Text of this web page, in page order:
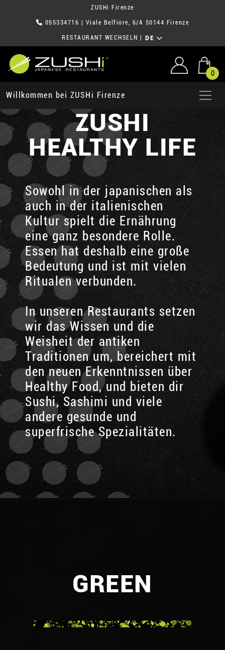
ZUSHi Firenze
055334716 | Viale Belfiore, 6/A 50144 Firenze
RESTAURANT WECHSELN DE
0
Willkommen bei ZUSHi Firenze
ZUSHI
HEALTHY LIFE
Sowohl in der japanischen als
auch in der italienischen
Kultur spielt die Ernährung
eine ganz besondere Rolle.
Essen hat deshalb eine große
Bedeutung und ist mit vielen
Ritualen verbunden.
In unseren Restaurants setzen
wir das Wissen und die
Weisheit der antiken
Traditionen um, bereichert mit
den neuen Erkenntnissen über
Healthy Food, und bieten dir
Sushi, Sashimi und viele
andere gesunde und
superfrische Spezialitäten.
GREEN